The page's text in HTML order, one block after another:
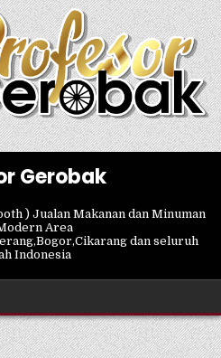
Gerobak
) Jualan Makanan dan Minuman
Area
dan seluruh
Indonesia